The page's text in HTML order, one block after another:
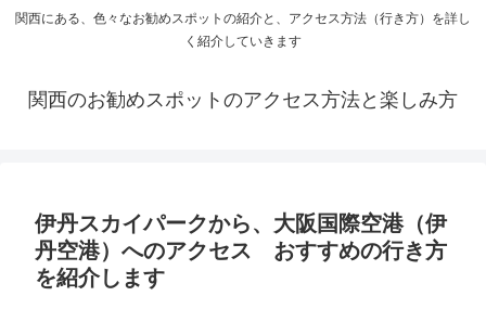
関西にある、色々なお勧めスポットの紹介と、アクセス方法（行き方）を詳し
く紹介していきます
関西のお勧めスポットのアクセス方法と楽しみ方
伊丹スカイパークから、大阪国際空港（伊
丹空港）へのアクセス おすすめの行き方
を紹介します